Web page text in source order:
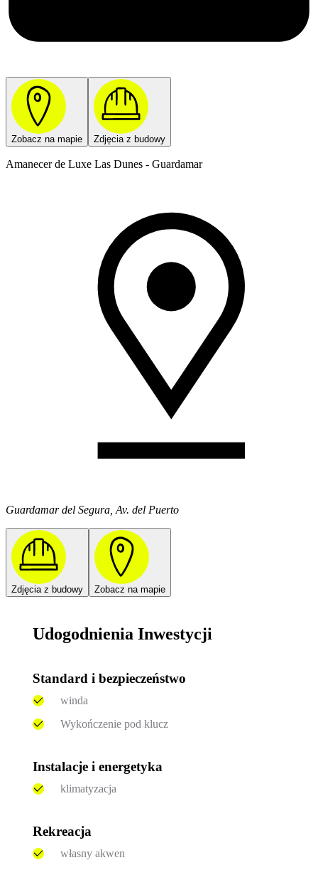
Zobacz na mapie Zdjęcia z budowy
Amanecer de Luxe Las Dunes - Guardamar
Guardamar del Segura, Av. del Puerto
Zdjęcia z budowy Zobacz na mapie
Udogodnienia Inwestycji
Standard i bezpieczeństwo
winda
Wykończenie pod klucz
Instalacje i energetyka
klimatyzacja
Rekreacja
własny akwen